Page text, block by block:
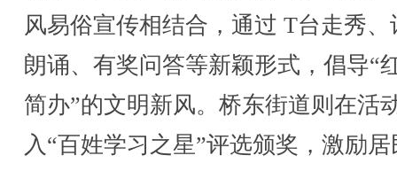
风易俗宣传相结合，通过 T台走秀、
朗诵、有奖问答等新颖形式，倡导“
简办”的文明新风。桥东街道则在活
入“百姓学习之星”评选颁奖，激励